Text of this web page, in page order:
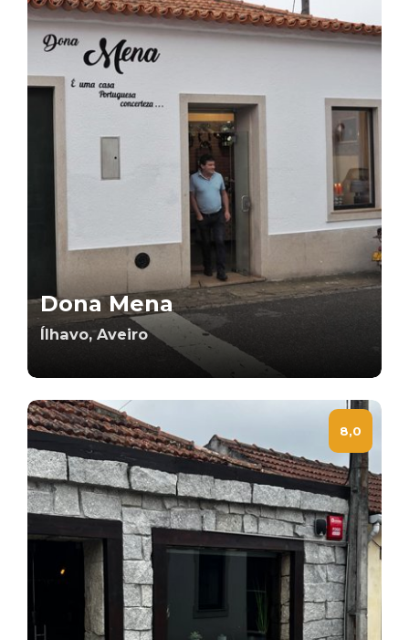
Dona Mena
Ílhavo, Aveiro
8,0